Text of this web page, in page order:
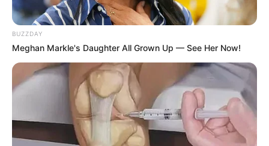
Passo a Passo
Artesanato com Corda de Sisal: 29 Ideias para
Índice
Material básico para fazer macramê
Os principais pontos (nós) do macramê
14 Tipos de peças para fazer com macramê
1. Suporte para plantas
BUZZDAY
Meghan Markle's Daughter All Grown Up — See Her Now!